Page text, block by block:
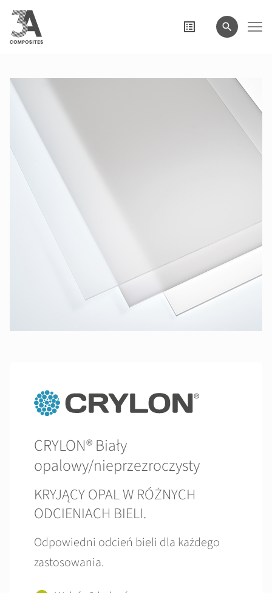
wyszukiwane
hasło
CRYLON® Biały
opalowy/nieprzezroczysty
KRYJĄCY OPAL W RÓŻNYCH
ODCIENIACH BIELI.
Odpowiedni odcień bieli dla każdego
zastosowania.